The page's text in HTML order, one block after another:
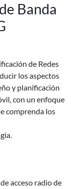
Banda
de Redes
los aspectos
y planificación
con un enfoque
comprenda los
acceso radio de